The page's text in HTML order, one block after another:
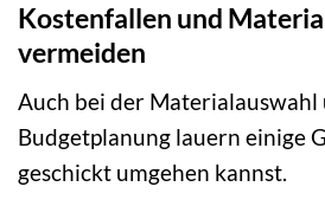
Kostenfallen und
vermeiden
Auch bei der Materialauswahl
Budgetplanung lauern einige
geschickt umgehen kannst.